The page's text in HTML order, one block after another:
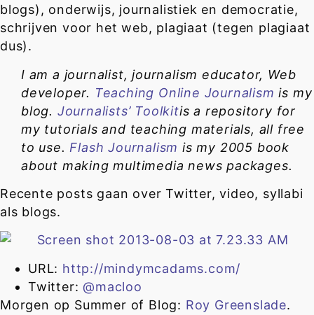
blogs), onderwijs, journalistiek en democratie,
schrijven voor het web, plagiaat (tegen plagiaat
dus).
I am a journalist, journalism educator, Web
developer. Teaching Online Journalism is my
blog. Journalists’ Toolkitis a repository for
my tutorials and teaching materials, all free
to use. Flash Journalism is my 2005 book
about making multimedia news packages.
Recente posts gaan over Twitter, video, syllabi
als blogs.
URL: http://mindymcadams.com/
Twitter: @macloo
Morgen op Summer of Blog: Roy Greenslade.